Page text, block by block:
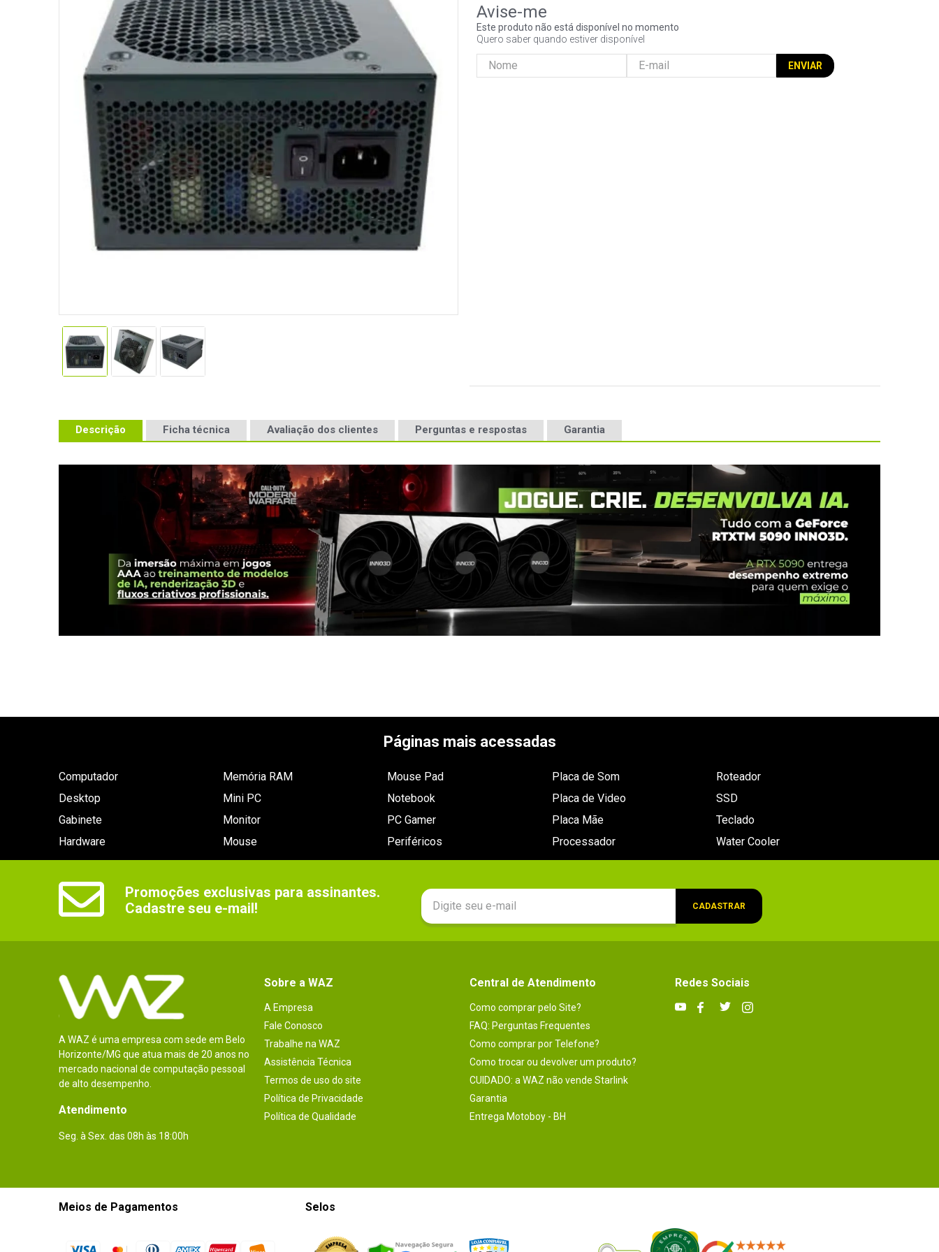
Este produto não está disponível no momento
Quero saber quando estiver disponível
ENVIAR
Descrição Ficha técnica Avaliação dos clientes Perguntas e respostas Garantia
Páginas mais acessadas
Computador
Desktop
Gabinete
Hardware
Memória RAM
Mini PC
Monitor
Mouse
Mouse Pad
Notebook
PC Gamer
Periféricos
Placa de Som
Placa de Video
Placa Mãe
Processador
Roteador
SSD
Teclado
Water Cooler
Promoções exclusivas para assinantes.
Cadastre seu e-mail!
CADASTRAR
A WAZ é uma empresa com sede em Belo
Horizonte/MG que atua mais de 20 anos no
mercado nacional de computação pessoal
de alto desempenho.
Atendimento
Seg. à Sex. das 08h às 18:00h
Sobre a WAZ
A Empresa
Fale Conosco
Trabalhe na WAZ
Assistência Técnica
Termos de uso do site
Política de Privacidade
Política de Qualidade
Central de Atendimento
Como comprar pelo Site?
FAQ: Perguntas Frequentes
Como comprar por Telefone?
Como trocar ou devolver um produto?
CUIDADO: a WAZ não vende Starlink
Garantia
Entrega Motoboy - BH
Redes Sociais
Meios de Pagamentos Selos
10º ventoinha